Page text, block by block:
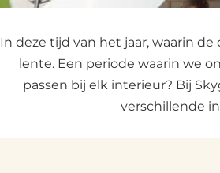
In deze tijd van het jaar, waarin
lente. Een periode waarin we
passen bij elk interieur? Bij
verschillende